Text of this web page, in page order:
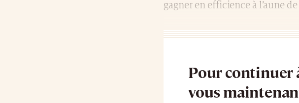
gagner en efficience à l’aune
Pour continuer
vous